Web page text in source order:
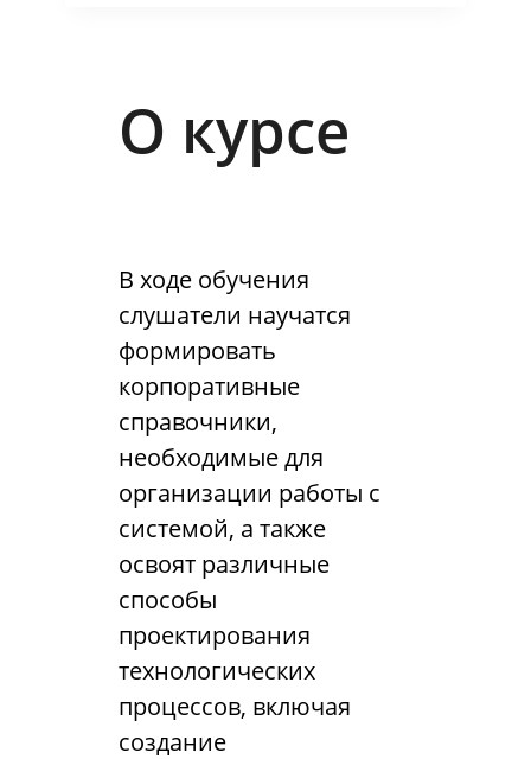
О курсе
В ходе обучения
слушатели научатся
формировать
корпоративные
справочники,
необходимые для
организации работы с
системой, а также
освоят различные
способы
проектирования
технологических
процессов, включая
создание